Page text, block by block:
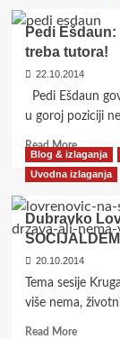
vanredne
situacije?)
granica
država
ne
može
sukoba,
krvi
i
Pedi
treba tutora!
22.10.2014
Pedi Ešdaun
u goroj poziciji
Read MoreRead
more
about
Ešdaun:
BiH
prijeti
novi
rat!
Ivancov:
ne
Blog & izlaganja
Uvodna izlaganja
Dubravko
20.10.2014
Tema sesije
više nema,
Read MoreRead